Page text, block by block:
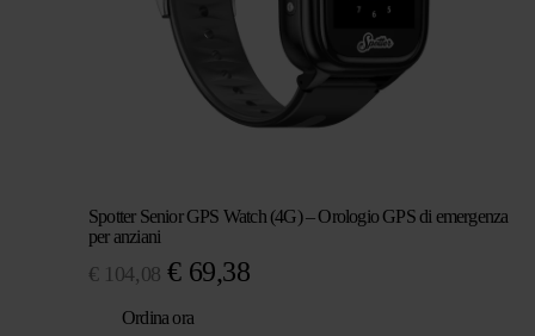
Spotter Senior GPS Watch (4G) – Orologio GPS di emergenza
per anziani
€ 104,08 Il
€ 69,38Il
Ordina ora